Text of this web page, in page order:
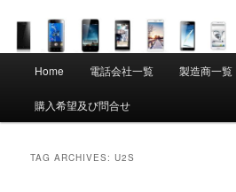
Skip to primary content
Skip to secondary content
Home 電話会社一覧 製造商一覧
購入希望及び問合せ
TAG ARCHIVES:U2S